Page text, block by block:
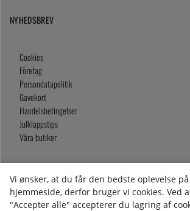
NYHEDSBREV
Cookies
Företag
Persondatapolitik
Gavekort
Handelsbetingelser
Julklappstips
Våra butiker
2026 KitchenLab AB
Vi ønsker, at du får den bedste oplevelse
hjemmeside, derfor bruger vi cookies. Ved
"Accepter alle" accepterer du lagring af